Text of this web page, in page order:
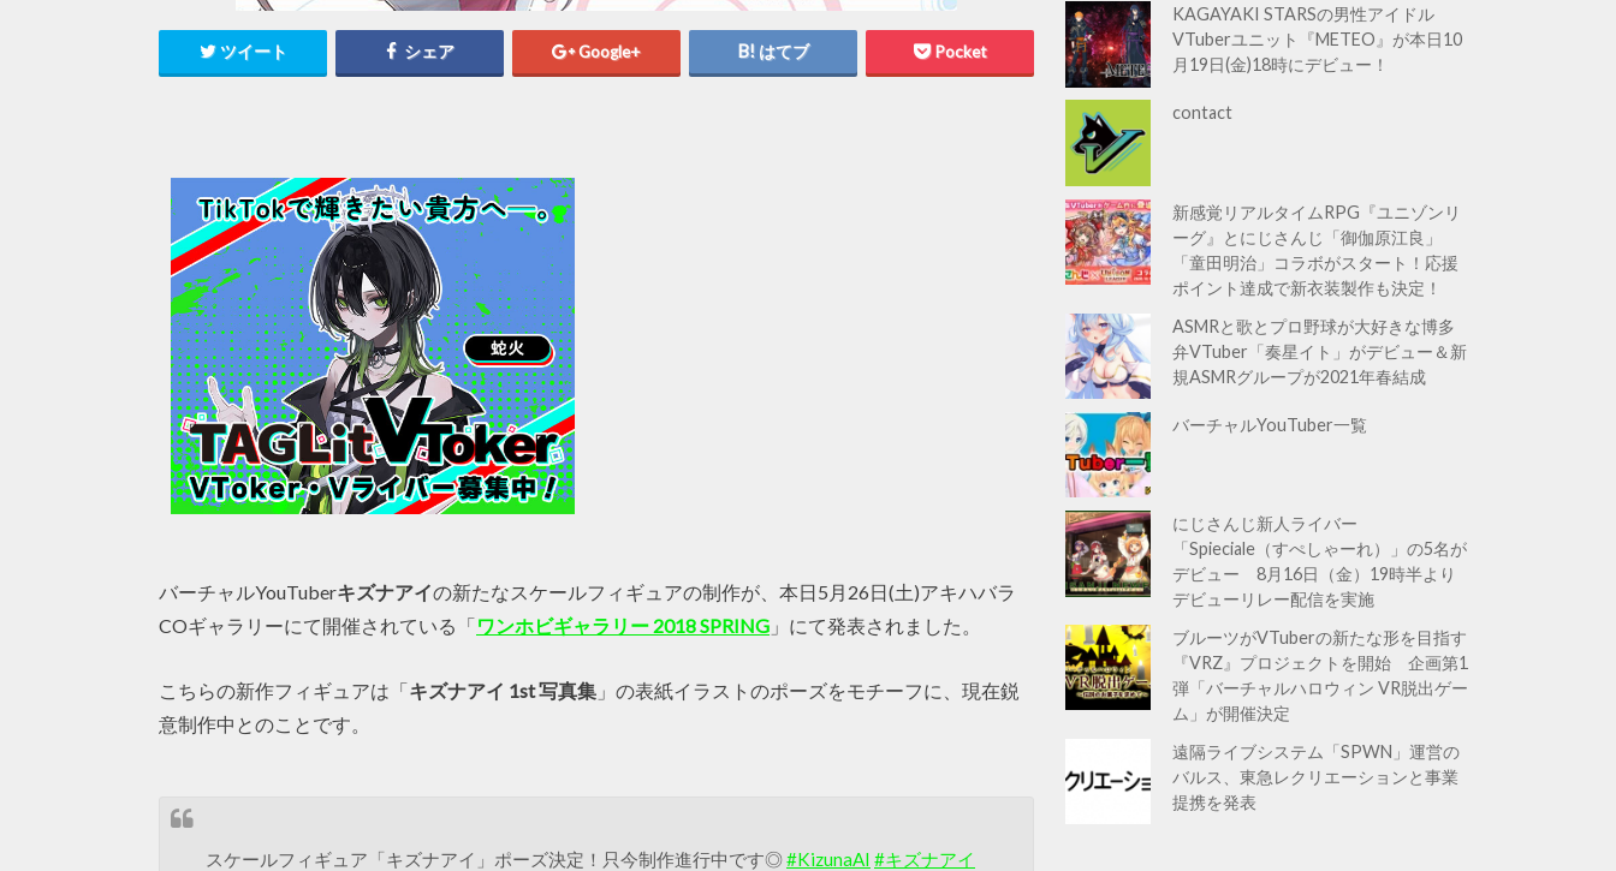
ツイート シェア Google+ はてブ Pocket
バーチャルYouTuberキズナアイの新たなスケールフィギュアの制作が、本日5月26日(土)アキハバラ
COギャラリーにて開催されている「ワンホビギャラリー 2018 SPRING 」にて発表されました。
こちらの新作フィギュアは「キズナアイ 1st 写真集 」の表紙イラストのポーズをモチーフに、現在鋭
意制作中とのことです。
スケールフィギュア「キズナアイ」ポーズ決定！只今制作進行中です◎#KizunaAI #キズナアイ
KAGAYAKI STARSの男性アイドル
VTuberユニット『METEO』が本日10
月19日(金)18時にデビュー！
contact
新感覚リアルタイムRPG『ユニゾンリ
ーグ』とにじさんじ「御伽原江良」
「童田明治」コラボがスタート！応援
ポイント達成で新衣装製作も決定！
ASMRと歌とプロ野球が大好きな博多
弁VTuber「奏星イト」がデビュー＆新
規ASMRグループが2021年春結成
バーチャルYouTuber一覧
にじさんじ新人ライバー
「Spieciale（すぺしゃーれ）」の5名が
デビュー 8月16日（金）19時半より
デビューリレー配信を実施
ブルーツがVTuberの新たな形を目指す
『VRZ』プロジェクトを開始 企画第1
弾「バーチャルハロウィン VR脱出ゲー
ム」が開催決定
遠隔ライブシステム「SPWN」運営の
バルス、東急レクリエーションと事業
提携を発表